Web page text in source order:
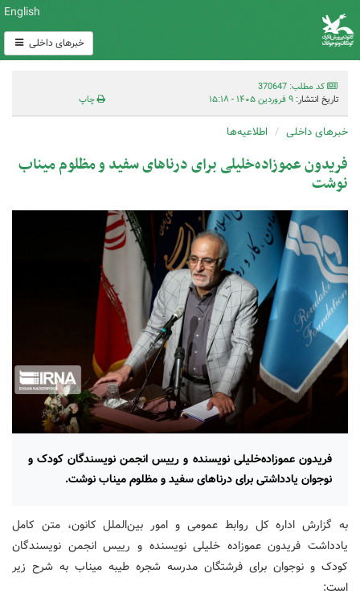
English
خبرهای داخلی
کد مطلب: 370647
تاریخ انتشار: ۹ فروردین ۱۴۰۵ - ۱۵:۱۸ چاپ
خبرهای داخلی اطلاعیه‌ها
فریدون عموزاده‌خلیلی برای درناهای سفید و مظلوم میناب
نوشت
فریدون عموزاده‌خلیلی نویسنده و رییس انجمن نویسندگان کودک و
نوجوان یادداشتی برای درناهای سفید و مظلوم میناب نوشت.
به گزارش اداره کل روابط عمومی و امور بین‌الملل کانون، متن کامل
یادداشت فریدون عموزاده خلیلی نویسنده و رییس انجمن نویسندگان
کودک و نوجوان برای فرشتگان مدرسه شجره طیبه میناب به شرح زیر
است: